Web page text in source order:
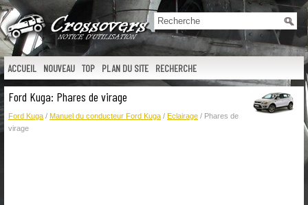
ACCUEIL NOUVEAU TOP PLAN DU SITE RECHERCHE
Ford Kuga: Phares de virage
Ford Kuga / Manuel du conducteur Ford Kuga / Eclairage / Phares de
virage